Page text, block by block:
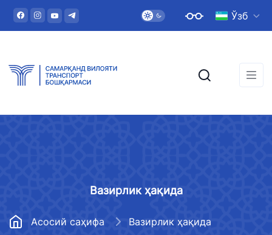
Ўзб
Вазирлик ҳақида
Асосий саҳифа Вазирлик ҳақида